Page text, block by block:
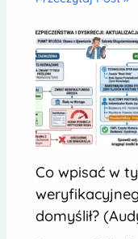
Co wpisać w
domyślił?